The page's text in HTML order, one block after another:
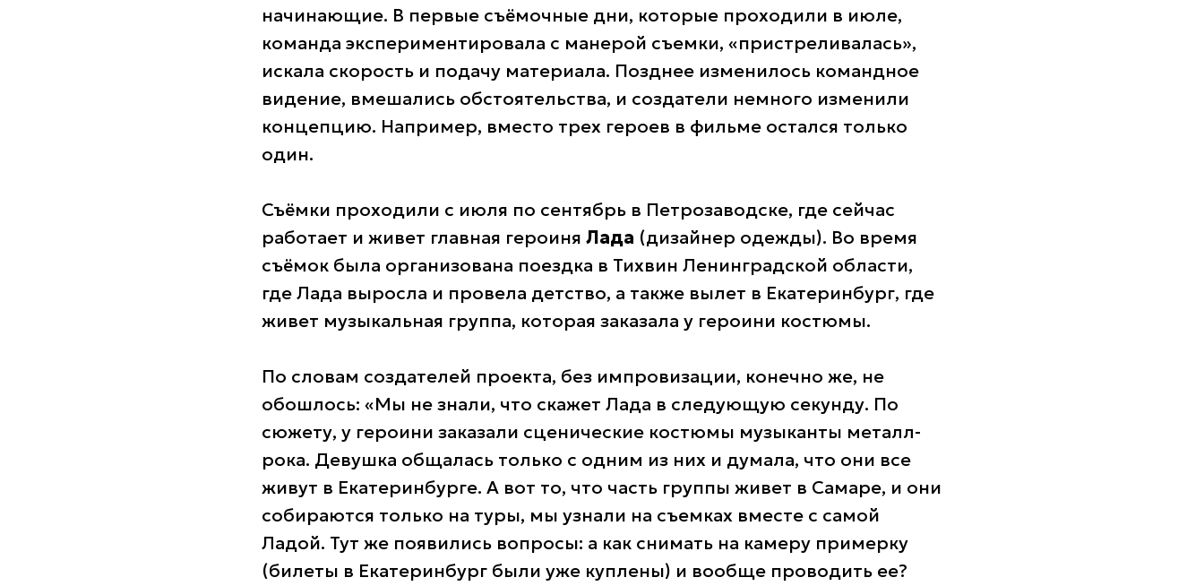
начинающие. В первые съёмочные дни, которые проходили в июле,
команда экспериментировала с манерой съемки, «пристреливалась»,
искала скорость и подачу материала. Позднее изменилось командное
видение, вмешались обстоятельства, и создатели немного изменили
концепцию. Например, вместо трех героев в фильме остался только
один.
Съёмки проходили с июля по сентябрь в Петрозаводске, где сейчас
работает и живет главная героиня Лада (дизайнер одежды). Во время
съёмок была организована поездка в Тихвин Ленинградской области,
где Лада выросла и провела детство, а также вылет в Екатеринбург, где
живет музыкальная группа, которая заказала у героини костюмы.
По словам создателей проекта, без импровизации, конечно же, не
обошлось: «Мы не знали, что скажет Лада в следующую секунду. По
сюжету, у героини заказали сценические костюмы музыканты металл-
рока. Девушка общалась только с одним из них и думала, что они все
живут в Екатеринбурге. А вот то, что часть группы живет в Самаре, и они
собираются только на туры, мы узнали на съемках вместе с самой
Ладой. Тут же появились вопросы: а как снимать на камеру примерку
(билеты в Екатеринбург были уже куплены) и вообще проводить ее?